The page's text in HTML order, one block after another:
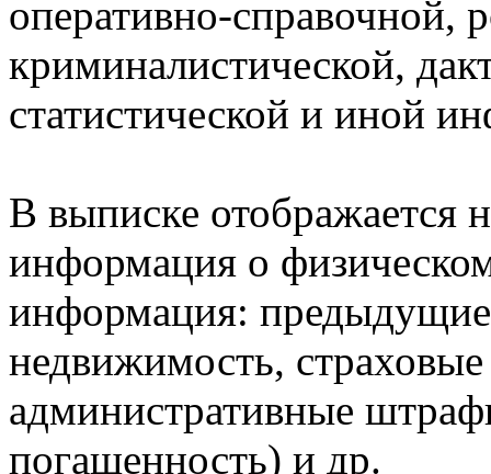
оперативно-справочной,
криминалистической,
статистической и иной
В выписке отображается
информация о
информация:
недвижимость,
административные
погашенность) и др.